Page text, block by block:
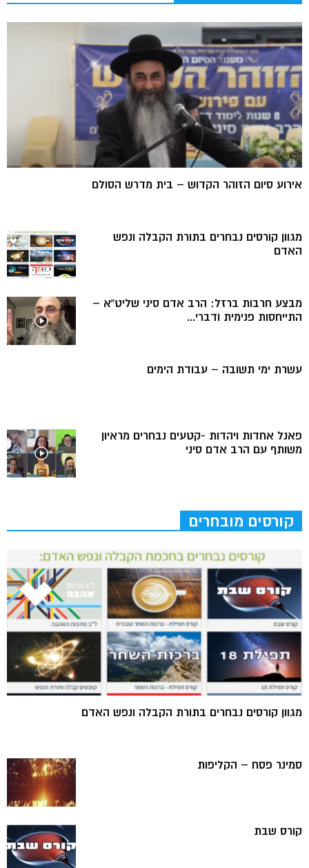
אירוע סיום הזוהר הקדוש – בית מדרש הסולם
מגוון קורסים נבחרים בתורת הקבלה ונפש
האדם
מבצע חרבות ברזל: הרב אדם סיני שליט”א –
התייחסות פנימית ודברי...
עשרת ימי תשובה – עבודת הימים
פאנל אחדות ויהדות -קטעים נבחרים מראיון
משותף עם הרב אדם סיני
קורסים מובחרים
מגוון קורסים נבחרים בתורת הקבלה ונפש האדם
סמינר פסח – הקליפות
קורס שבת